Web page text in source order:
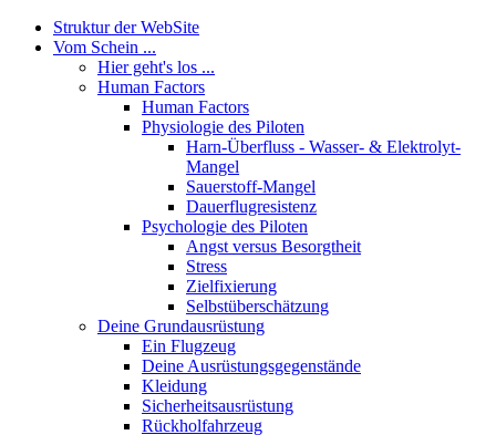
Struktur der WebSite
Vom Schein ...
Hier geht's los ...
Human Factors
Human Factors
Physiologie des Piloten
Harn-Überfluss - Wasser- & Elektrolyt-
Mangel
Sauerstoff-Mangel
Dauerflugresistenz
Psychologie des Piloten
Angst versus Besorgtheit
Stress
Zielfixierung
Selbstüberschätzung
Deine Grundausrüstung
Ein Flugzeug
Deine Ausrüstungsgegenstände
Kleidung
Sicherheitsausrüstung
Rückholfahrzeug